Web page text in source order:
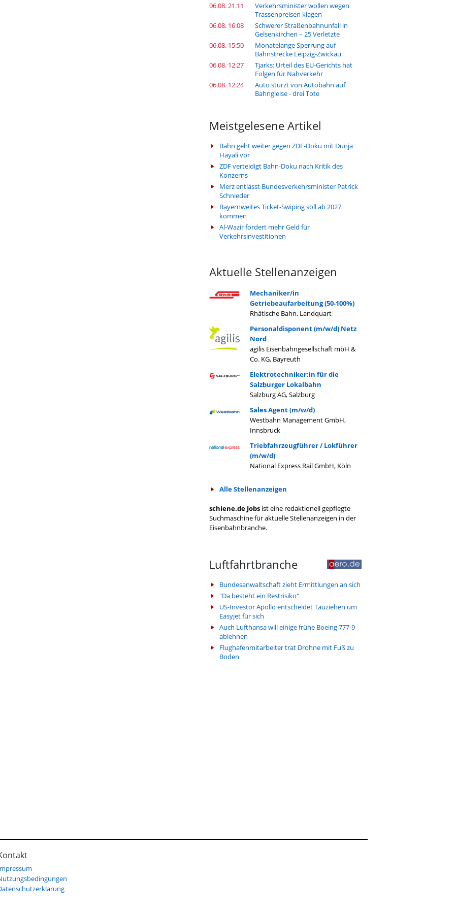
06.08. 21:11
Verkehrsminister wollen wegen
Trassenpreisen klagen
06.08. 16:08
Schwerer Straßenbahnunfall in
Gelsenkirchen – 25 Verletzte
06.08. 15:50
Monatelange Sperrung auf
Bahnstrecke Leipzig-Zwickau
06.08. 12:27
Tjarks: Urteil des EU-Gerichts hat
Folgen für Nahverkehr
06.08. 12:24
Auto stürzt von Autobahn auf
Bahngleise - drei Tote
Meistgelesene Artikel
Bahn geht weiter gegen ZDF-Doku mit Dunja
Hayali vor
ZDF verteidigt Bahn-Doku nach Kritik des
Konzerns
Merz entlässt Bundesverkehrsminister Patrick
Schnieder
Bayernweites Ticket-Swiping soll ab 2027
kommen
Al-Wazir fordert mehr Geld für
Verkehrsinvestitionen
Aktuelle Stellenanzeigen
Mechaniker/in
Getriebeaufarbeitung (50-100%)
Rhätische Bahn, Landquart
Personaldisponent (m/w/d) Netz
Nord
agilis Eisenbahngesellschaft mbH &
Co. KG, Bayreuth
Elektrotechniker:in für die
Salzburger Lokalbahn
Salzburg AG, Salzburg
Sales Agent (m/w/d)
Westbahn Management GmbH,
Innsbruck
Triebfahrzeugführer / Lokführer
(m/w/d)
National Express Rail GmbH, Köln
Alle Stellenanzeigen
schiene.de Jobs ist eine redaktionell gepflegte
Suchmaschine für aktuelle Stellenanzeigen in der
Eisenbahnbranche.
Luftfahrtbranche
Bundesanwaltschaft zieht Ermittlungen an sich
"Da besteht ein Restrisiko"
US-Investor Apollo entscheidet Tauziehen um
Easyjet für sich
Auch Lufthansa will einige frühe Boeing 777-9
ablehnen
Flughafenmitarbeiter trat Drohne mit Fuß zu
Boden